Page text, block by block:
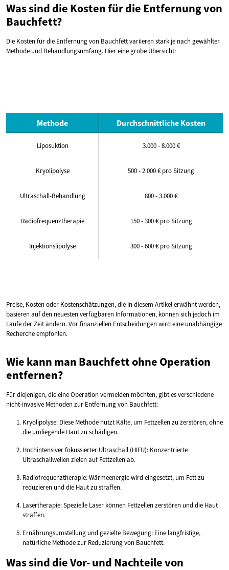
Was sind die Kosten für die Entfernung von
Bauchfett?
Die Kosten für die Entfernung von Bauchfett variieren stark je nach gewählter
Methode und Behandlungsumfang. Hier eine grobe Übersicht:
Methode Durchschnittliche Kosten
Liposuktion 3.000 - 8.000 €
Kryolipolyse 500 - 2.000 € pro Sitzung
Ultraschall-Behandlung 800 - 3.000 €
Radiofrequenztherapie 150 - 300 € pro Sitzung
Injektionslipolyse 300 - 600 € pro Sitzung
Preise, Kosten oder Kostenschätzungen, die in diesem Artikel erwähnt werden,
basieren auf den neuesten verfügbaren Informationen, können sich jedoch im
Laufe der Zeit ändern. Vor finanziellen Entscheidungen wird eine unabhängige
Recherche empfohlen.
Wie kann man Bauchfett ohne Operation
entfernen?
Für diejenigen, die eine Operation vermeiden möchten, gibt es verschiedene
nicht-invasive Methoden zur Entfernung von Bauchfett:
Kryolipolyse: Diese Methode nutzt Kälte, um Fettzellen zu zerstören, ohne
die umliegende Haut zu schädigen.
Hochintensiver fokussierter Ultraschall (HIFU): Konzentrierte
Ultraschallwellen zielen auf Fettzellen ab.
Radiofrequenztherapie: Wärmeenergie wird eingesetzt, um Fett zu
reduzieren und die Haut zu straffen.
Lasertherapie: Spezielle Laser können Fettzellen zerstören und die Haut
straffen.
Ernährungsumstellung und gezielte Bewegung: Eine langfristige,
natürliche Methode zur Reduzierung von Bauchfett.
Was sind die Vor- und Nachteile von